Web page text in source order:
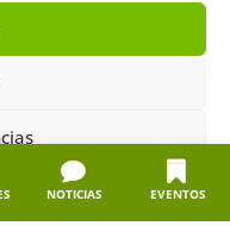
Aviso legal
NOTICIAS EVENTOS